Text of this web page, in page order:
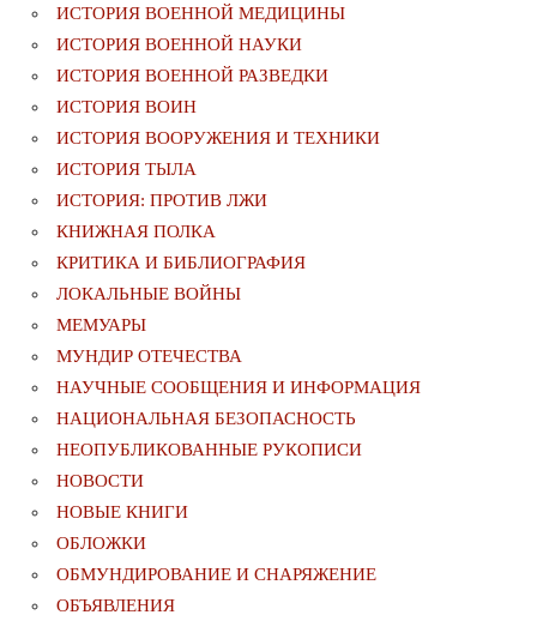
ИСТОРИЯ ВОЕННОЙ МЕДИЦИНЫ
ИСТОРИЯ ВОЕННОЙ НАУКИ
ИСТОРИЯ ВОЕННОЙ РАЗВЕДКИ
ИСТОРИЯ ВОИН
ИСТОРИЯ ВООРУЖЕНИЯ И ТЕХНИКИ
ИСТОРИЯ ТЫЛА
ИСТОРИЯ: ПРОТИВ ЛЖИ
КНИЖНАЯ ПОЛКА
КРИТИКА И БИБЛИОГРАФИЯ
ЛОКАЛЬНЫЕ ВОЙНЫ
МЕМУАРЫ
МУНДИР ОТЕЧЕСТВА
НАУЧНЫЕ СООБЩЕНИЯ И ИНФОРМАЦИЯ
НАЦИОНАЛЬНАЯ БЕЗОПАСНОСТЬ
НЕОПУБЛИКОВАННЫЕ РУКОПИСИ
НОВОСТИ
НОВЫЕ КНИГИ
ОБЛОЖКИ
ОБМУНДИРОВАНИЕ И СНАРЯЖЕНИЕ
ОБЪЯВЛЕНИЯ